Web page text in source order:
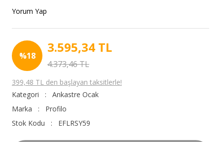
Yorum Yap
%18
3.595,34 TL
4.373,46 TL
399,48 TL den başlayan taksitlerle!
Kategori
Ankastre Ocak
Marka
Profilo
Stok Kodu
EFLRSY59